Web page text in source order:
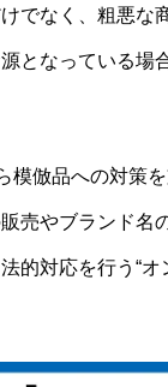
でなく、粗悪な
となっている場
模倣品への対策を
やブランド名
的対応を行う“